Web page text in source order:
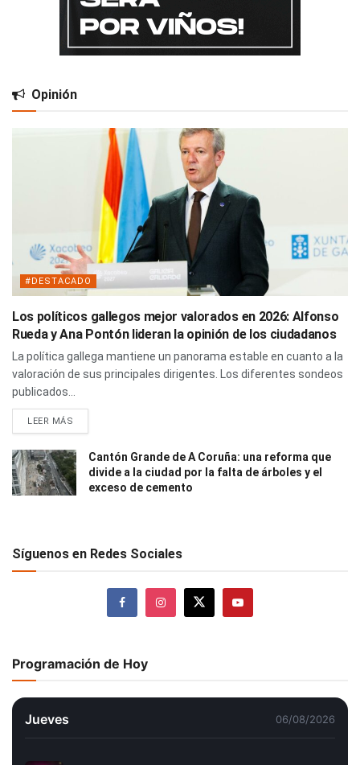
Opinión
#DESTACADO
Los políticos gallegos mejor valorados en 2026: Alfonso
Rueda y Ana Pontón lideran la opinión de los ciudadanos
La política gallega mantiene un panorama estable en cuanto a la
valoración de sus principales dirigentes. Los diferentes sondeos
publicados...
LEER MÁS
Cantón Grande de A Coruña: una reforma que
divide a la ciudad por la falta de árboles y el
exceso de cemento
Síguenos en Redes Sociales
Programación de Hoy
Jueves 06/08/2026